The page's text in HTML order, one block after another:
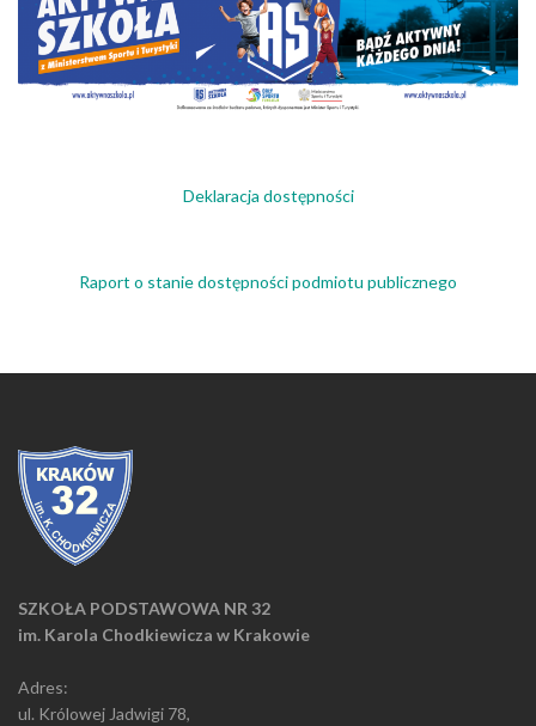
Deklaracja dostępności
Raport o stanie dostępności podmiotu publicznego
SZKOŁA PODSTAWOWA NR 32
im. Karola Chodkiewicza w Krakowie
Adres:
ul. Królowej Jadwigi 78,